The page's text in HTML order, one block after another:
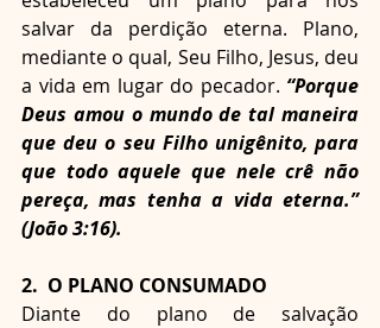
salvar da perdição eterna. Plano,
mediante o qual, Seu Filho, Jesus, deu
a vida em lugar do pecador. “Porque
Deus amou o mundo de tal maneira
que deu o seu Filho unigênito, para
que todo aquele que nele crê não
pereça, mas tenha a vida eterna.”
(João 3:16).
2.  O PLANO CONSUMADO
Diante do plano de salvação